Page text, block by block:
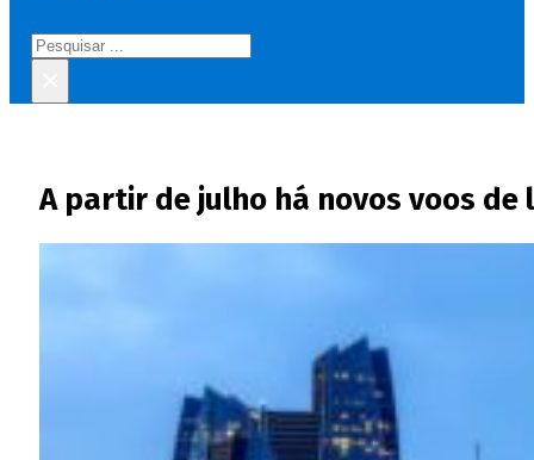
Pesquisar
A partir de julho há novos voos de